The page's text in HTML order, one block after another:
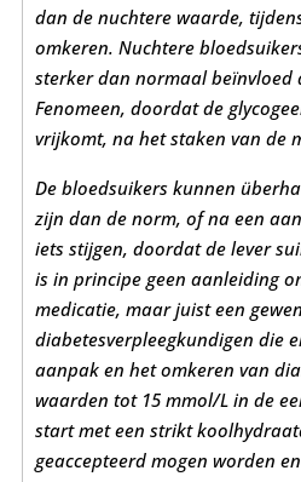
dan de nuchtere waarde,
omkeren. Nuchtere
sterker dan normaal beïnvloed
Fenomeen, doordat de
vrijkomt, na het staken van de
De bloedsuikers kunnen
zijn dan de norm, of na een
iets stijgen, doordat de lever
is in principe geen aanleiding
medicatie, maar juist een
diabetesverpleegkundigen die
aanpak en het omkeren van
waarden tot 15 mmol/L in de
start met een strikt
geaccepteerd mogen worden